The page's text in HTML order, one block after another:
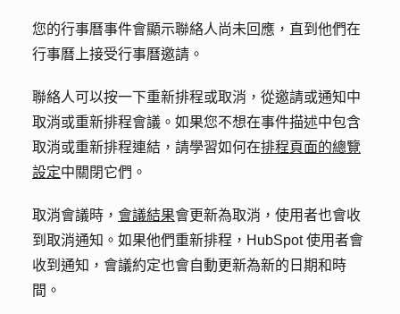
您的行事曆事件會顯示聯絡人尚未回應，直到他們在
行事曆上接受行事曆邀請。
聯絡人可以按一下重新排程或取消 ，從邀請或通知中
取消或重新排程會議。如果您不想在事件描述中包含
取消或重新排程連結，請學習如何在排程頁面的總覽
設定中關閉它們。
取消會議時， 會議結果會更新為取消 ，使用者也會收
到取消通知。如果他們重新排程，HubSpot 使用者會
收到通知，會議約定也會自動更新為新的日期和時
間。